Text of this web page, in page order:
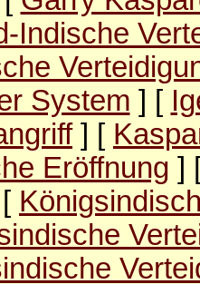
Indische
System ] [
] [
Eröffnung ]